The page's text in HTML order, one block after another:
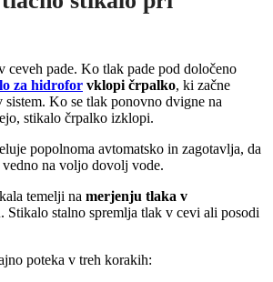
ceveh pade. Ko tlak pade pod določeno
za hidrofor vklopi črpalko, ki začne
Ko se tlak ponovno dvigne na
stikalo črpalko izklopi.
popolnoma avtomatsko in zagotavlja, da
na voljo dovolj vode.
temelji na merjenju tlaka v
. Stikalo stalno spremlja tlak v cevi ali posodi
poteka v treh korakih: